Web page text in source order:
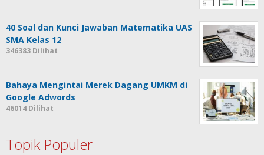
40 Soal dan Kunci Jawaban Matematika UAS
SMA Kelas 12
346383 Dilihat
Bahaya Mengintai Merek Dagang UMKM di
Google Adwords
46014 Dilihat
Topik Populer